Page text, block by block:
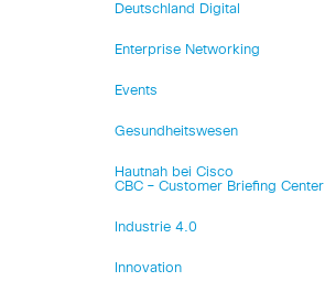
Deutschland Digital
Enterprise Networking
Events
Gesundheitswesen
Hautnah bei Cisco
CBC – Customer Briefing Center
Industrie 4.0
Innovation